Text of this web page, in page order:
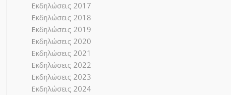
Εκδηλώσεις 2017
Εκδηλώσεις 2018
Εκδηλώσεις 2019
Εκδηλώσεις 2020
Εκδηλώσεις 2021
Εκδηλώσεις 2022
Εκδηλώσεις 2023
Εκδηλώσεις 2024